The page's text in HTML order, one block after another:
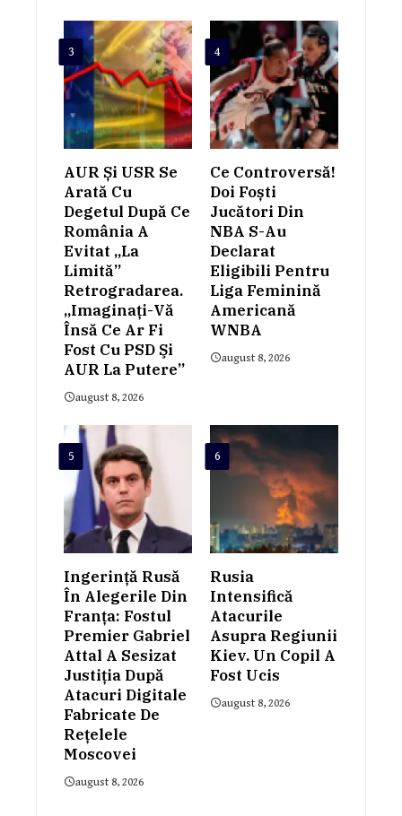
3
AUR Și USR Se
Arată Cu
Degetul După Ce
România A
Evitat „la
Limită”
Retrogradarea.
„Imaginaţi-Vă
Însă Ce Ar Fi
Fost Cu PSD Şi
AUR La Putere”
august 8, 2026
4
Ce Controversă!
Doi Foști
Jucători Din
NBA S-Au
Declarat
Eligibili Pentru
Liga Feminină
Americană
WNBA
august 8, 2026
5
Ingerință Rusă
În Alegerile Din
Franța: Fostul
Premier Gabriel
Attal A Sesizat
Justiția După
Atacuri Digitale
Fabricate De
Rețelele
Moscovei
august 8, 2026
6
Rusia
Intensifică
Atacurile
Asupra Regiunii
Kiev. Un Copil A
Fost Ucis
august 8, 2026